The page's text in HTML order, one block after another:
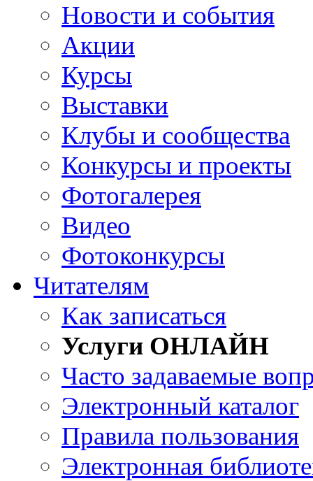
Новости и события
Акции
Курсы
Выставки
Клубы и сообщества
Конкурсы и проекты
Фотогалерея
Видео
Фотоконкурсы
Читателям
Как записаться
Услуги ОНЛАЙН
Часто задаваемые
Электронный каталог
Правила пользования
Электронная